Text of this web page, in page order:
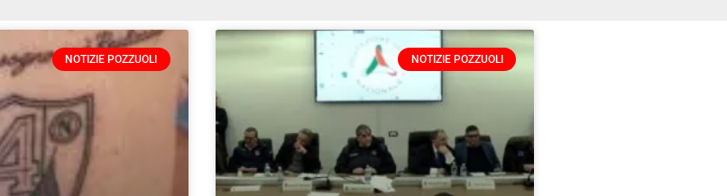
NOTIZIE POZZUOLI NOTIZIE POZZUOLI